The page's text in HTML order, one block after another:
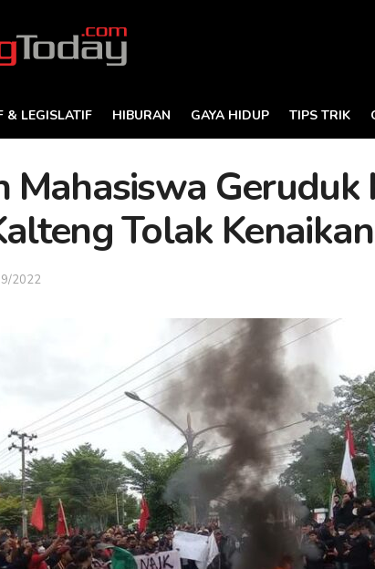
& LEGISLATIF HIBURAN GAYA HIDUP TIPS TRIK
Mahasiswa Geruduk
Tolak
2022